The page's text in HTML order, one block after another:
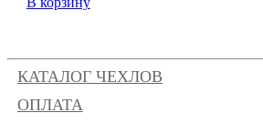
КАТАЛОГ ЧЕХЛОВ
ОПЛАТА